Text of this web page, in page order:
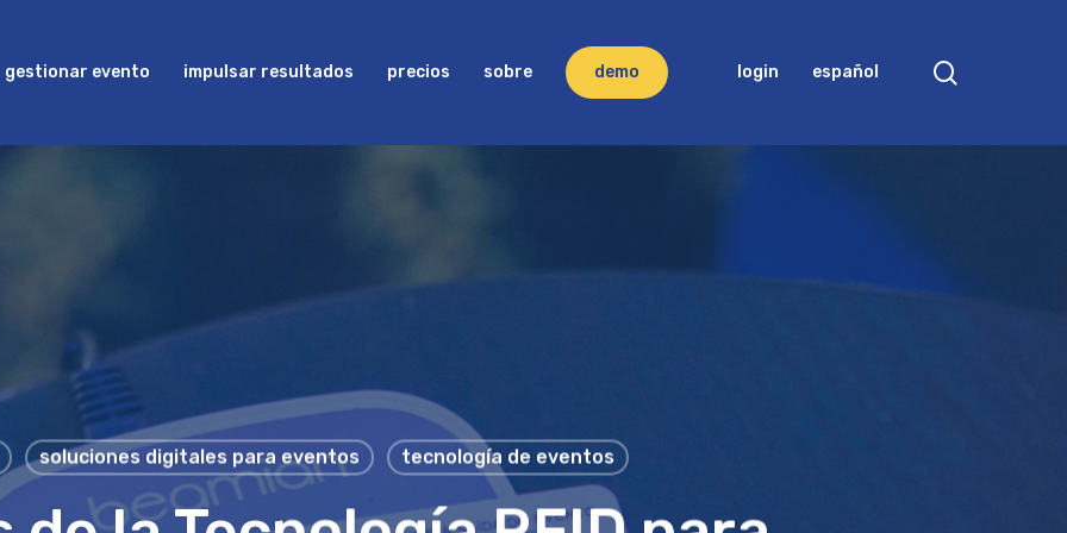
gestionar evento impulsar resultados precios sobre demo login español
soluciones digitales para eventos tecnología de eventos